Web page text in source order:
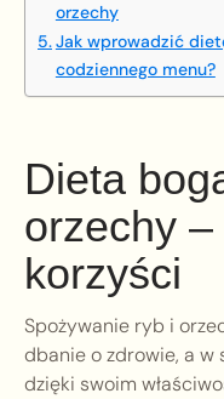
orzechy
Jak wprowadzić
codziennego menu?
Dieta
orzechy
korzyści
Spożywanie ryb i
dbanie o zdrowie, a w
dzięki swoim